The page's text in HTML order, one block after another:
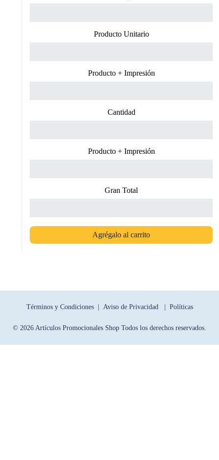
Producto Unitario
Producto + Impresión
Cantidad
Producto + Impresión
Gran Total
Agrégalo al carrito
Términos y Condiciones | Aviso de Privacidad | Políticas
© 2026 Artículos Promocionales Shop Todos los derechos reservados.